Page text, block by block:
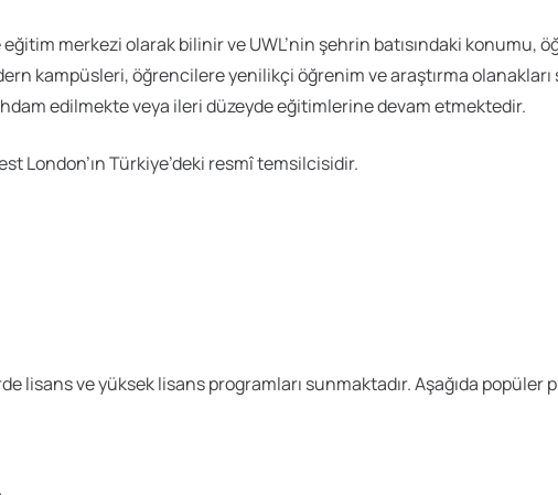
merkezi olarak bilinir ve UWL’nin şehrin batısındaki konumu,
kampüsleri, öğrencilere yenilikçi öğrenim ve araştırma olanakları
edilmekte veya ileri düzeyde eğitimlerine devam etmektedir.
London’ın Türkiye’deki resmî temsilcisidir.
lisans ve yüksek lisans programları sunmaktadır. Aşağıda popüler